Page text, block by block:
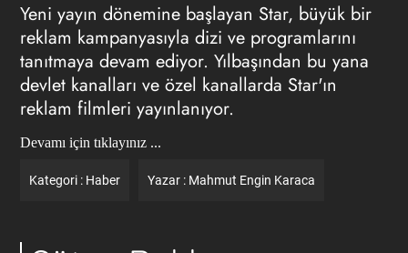
Yeni yayın dönemine başlayan Star, büyük bir
reklam kampanyasıyla dizi ve programlarını
tanıtmaya devam ediyor. Yılbaşından bu yana
devlet kanalları ve özel kanallarda Star'ın
reklam filmleri yayınlanıyor.
Devamı için tıklayınız ...
Kategori : Haber Yazar : Mahmut Engin Karaca